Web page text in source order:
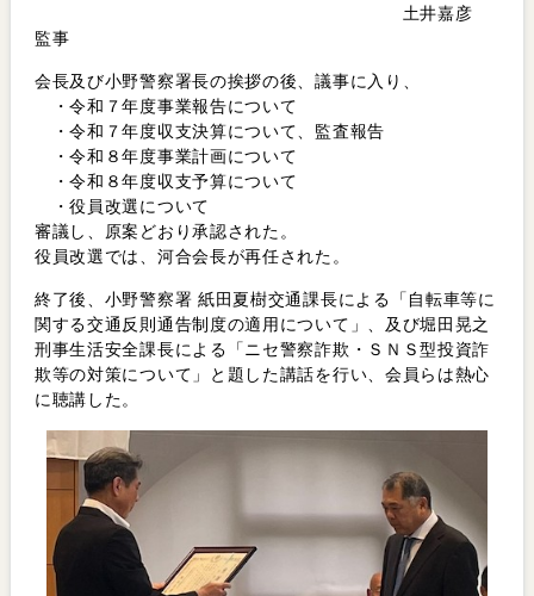
土井嘉彦
監事
会長及び小野警察署長の挨拶の後、議事に入り、
・令和７年度事業報告について
・令和７年度収支決算について、監査報告
・令和８年度事業計画について
・令和８年度収支予算について
・役員改選について
審議し、原案どおり承認された。
役員改選では、河合会長が再任された。
終了後、小野警察署 紙田夏樹交通課長による「自転車等に
関する交通反則通告制度の適用について」、及び堀田晃之
刑事生活安全課長による「ニセ警察詐欺・ＳＮＳ型投資詐
欺等の対策について」と題した講話を行い、会員らは熱心
に聴講した。